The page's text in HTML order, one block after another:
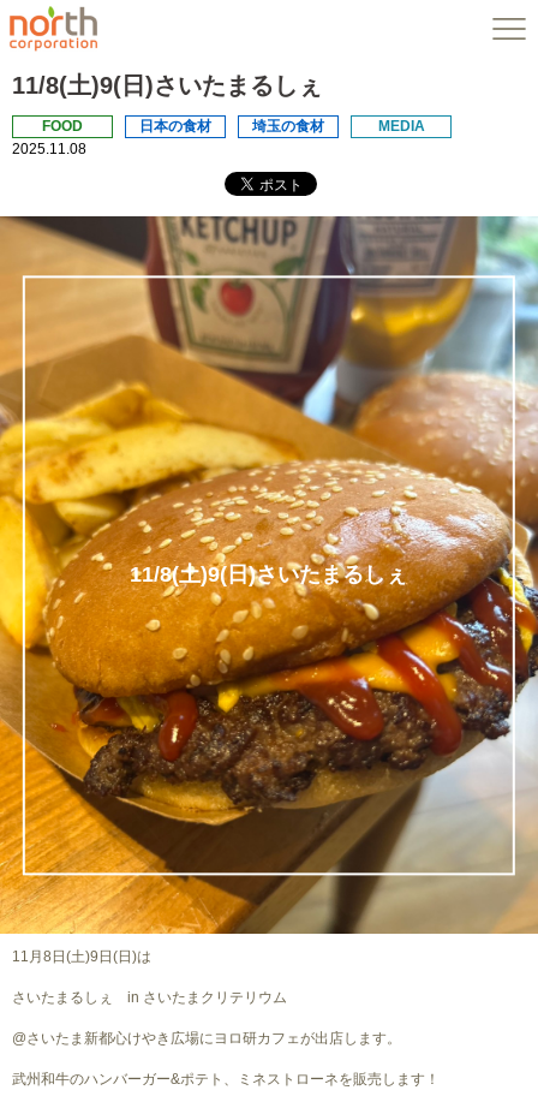
11/8(土)9(日)さいたまるしぇ
FOOD 日本の食材 埼玉の食材
MEDIA
2025.11.08
11/8(土)9(日)さいたまるしぇ
11月8日(土)9日(日)は
さいたまるしぇ in さいたまクリテリウム
@さいたま新都心けやき広場にヨロ研カフェが出店します。
武州和牛のハンバーガー&ポテト、ミネストローネを販売します！